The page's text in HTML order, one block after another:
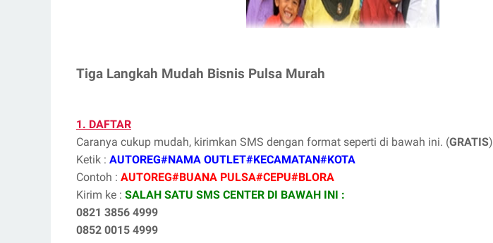
Tiga Langkah Mudah Bisnis Pulsa Murah
1. DAFTAR
Caranya cukup mudah, kirimkan SMS dengan format seperti di bawah ini. (GRATIS)
Ketik : AUTOREG#NAMA OUTLET#KECAMATAN#KOTA
Contoh : AUTOREG#BUANA PULSA#CEPU#BLORA
Kirim ke : SALAH SATU SMS CENTER DI BAWAH INI :
0821 3856 4999
0852 0015 4999